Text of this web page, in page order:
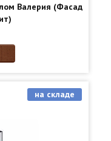
Валерия (Фасад
на складе